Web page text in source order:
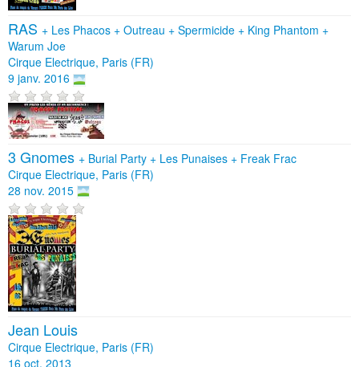
RAS + Les Phacos + Outreau + Spermicide + King Phantom +
Warum Joe
Cirque Electrique, Paris (FR)
9 janv. 2016
3 Gnomes + Burial Party + Les Punaises + Freak Frac
Cirque Electrique, Paris (FR)
28 nov. 2015
Jean Louis
Cirque Electrique, Paris (FR)
16 oct. 2013